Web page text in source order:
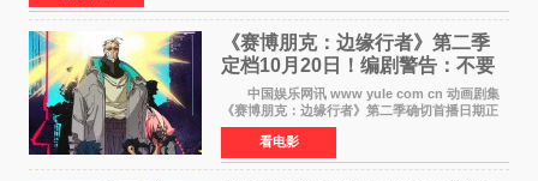
《赛博朋克：边缘行者》第二季
定档10月20日！编剧警告：不要
对角色投入太深
中国娱乐网讯 www yule com cn 动画剧集
《赛博朋克：边缘行者》第二季确切首播日期正
式敲定——将于10月20日在Netflix全球上线。此
前，Netflix韩国官方账号曾短暂出现这一日期信
息，随后迅
看电影